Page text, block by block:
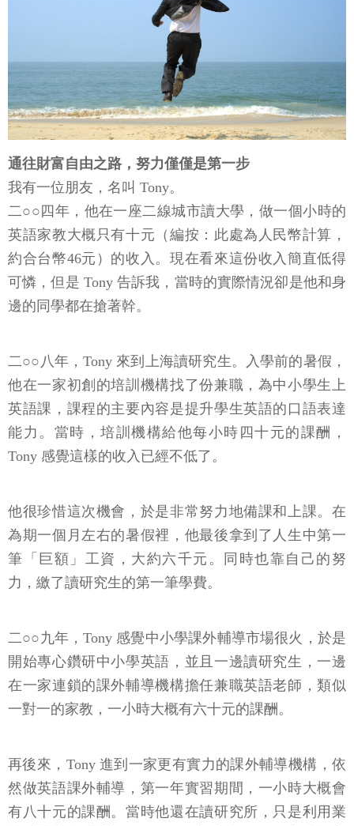
通往財富自由之路，努力僅僅是第一步
我有一位朋友，名叫 Tony。
二○○四年，他在一座二線城市讀大學，做一個小時的
英語家教大概只有十元（編按：此處為人民幣計算，
約合台幣46元）的收入。現在看來這份收入簡直低得
可憐，但是 Tony 告訴我，當時的實際情況卻是他和身
邊的同學都在搶著幹。
二○○八年，Tony 來到上海讀研究生。入學前的暑假，
他在一家初創的培訓機構找了份兼職，為中小學生上
英語課，課程的主要內容是提升學生英語的口語表達
能力。當時，培訓機構給他每小時四十元的課酬，
Tony 感覺這樣的收入已經不低了。
他很珍惜這次機會，於是非常努力地備課和上課。在
為期一個月左右的暑假裡，他最後拿到了人生中第一
筆「巨額」工資，大約六千元。同時也靠自己的努
力，繳了讀研究生的第一筆學費。
二○○九年，Tony 感覺中小學課外輔導市場很火，於是
開始專心鑽研中小學英語，並且一邊讀研究生，一邊
在一家連鎖的課外輔導機構擔任兼職英語老師，類似
一對一的家教，一小時大概有六十元的課酬。
再後來，Tony 進到一家更有實力的課外輔導機構，依
然做英語課外輔導，第一年實習期間，一小時大概會
有八十元的課酬。當時他還在讀研究所，只是利用業